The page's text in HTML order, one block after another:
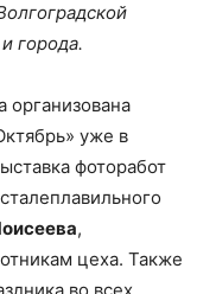
города.
организована
уже в
фоторабот
,
цеха. Также